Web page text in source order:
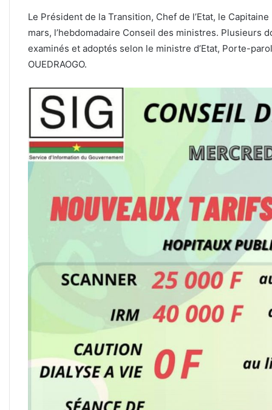
Le Président de la Transition, Chef de l’Etat, le
mars, l’hebdomadaire Conseil des ministres. Plusieurs
examinés et adoptés selon le ministre d’Etat, Porte-
OUEDRAOGO.